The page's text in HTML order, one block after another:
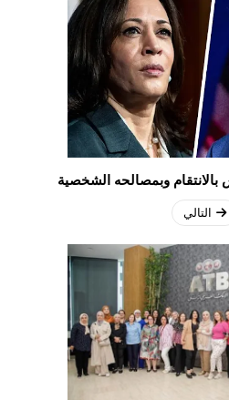
وبمصالحه الشخصية
التالي